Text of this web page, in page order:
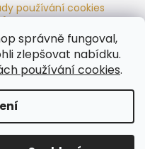
správně fungoval,
zlepšovat nabídku.
používání cookies.
používání cookies
Dřevěné sauny
řád Kontakty
Radiátory
práva vyhrazena.